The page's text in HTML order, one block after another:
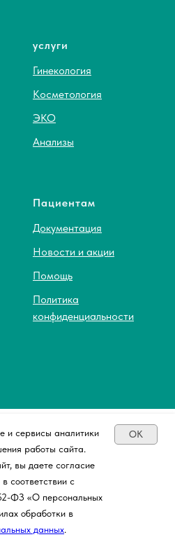
услуги
Гинекология
Косметология
ЭКО
Анализы
Пациентам
Документация
Новости и акции
Помощь
Политика
конфиденциальности
и сервисы аналитики
работы сайта.
вы даете согласие
соответствии с
ФЗ «О персональных
обработки в
данных.
OK